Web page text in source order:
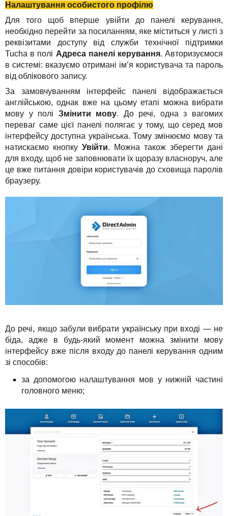
Налаштування особистого профілю
Для того щоб вперше увійти до панелі керування,
необхідно перейти за посиланням, яке міститься у листі з
реквізитами доступу від служби технічної підтримки
Tucha в полі Адреса панелі керування. Авторизуємося
в системі: вказуємо отримані ім’я користувача та пароль
від облікового запису.
За замовчуванням інтерфейс панелі відображається
англійською, однак вже на цьому етапі можна вибрати
мову у полі Змінити мову. До речі, одна з вагомих
переваг саме цієї панелі полягає у тому, що серед мов
інтерфейсу доступна українська. Тому змінюємо мову та
натискаємо кнопку Увійти. Можна також зберегти дані
для входу, щоб не заповнювати їх щоразу власноруч, але
це вже питання довіри користувачів до сховища паролів
браузеру.
До речі, якщо забули вибрати українську при вході — не
біда, адже в будь-який момент можна змінити мову
інтерфейсу вже після входу до панелі керування одним
зі способів:
за допомогою налаштування мов у нижній частині
головного меню;